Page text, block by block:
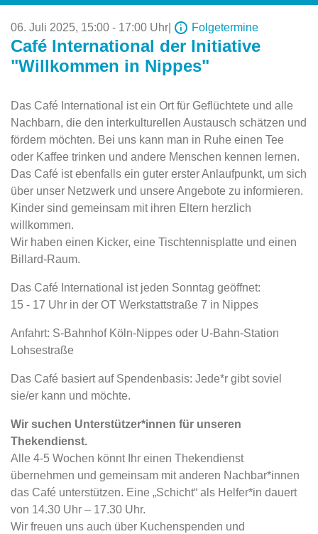
06. Juli 2025, 15:00 - 17:00 Uhr Folgetermine
Café International der Initiative
"Willkommen in Nippes"
Das Café International ist ein Ort für Geflüchtete und alle
Nachbarn, die den interkulturellen Austausch schätzen und
fördern möchten. Bei uns kann man in Ruhe einen Tee
oder Kaffee trinken und andere Menschen kennen lernen.
Das Café ist ebenfalls ein guter erster Anlaufpunkt, um sich
über unser Netzwerk und unsere Angebote zu informieren.
Kinder sind gemeinsam mit ihren Eltern herzlich
willkommen.
Wir haben einen Kicker, eine Tischtennisplatte und einen
Billard-Raum.
Das Café International ist jeden Sonntag geöffnet:
15 - 17 Uhr in der OT Werkstattstraße 7 in Nippes
Anfahrt: S-Bahnhof Köln-Nippes oder U-Bahn-Station
Lohsestraße
Das Café basiert auf Spendenbasis: Jede*r gibt soviel
sie/er kann und möchte.
Wir suchen Unterstützer*innen für unseren
Thekendienst.
Alle 4-5 Wochen könnt Ihr einen Thekendienst
übernehmen und gemeinsam mit anderen Nachbar*innen
das Café unterstützen. Eine „Schicht“ als Helfer*in dauert
von 14.30 Uhr – 17.30 Uhr.
Wir freuen uns auch über Kuchenspenden und